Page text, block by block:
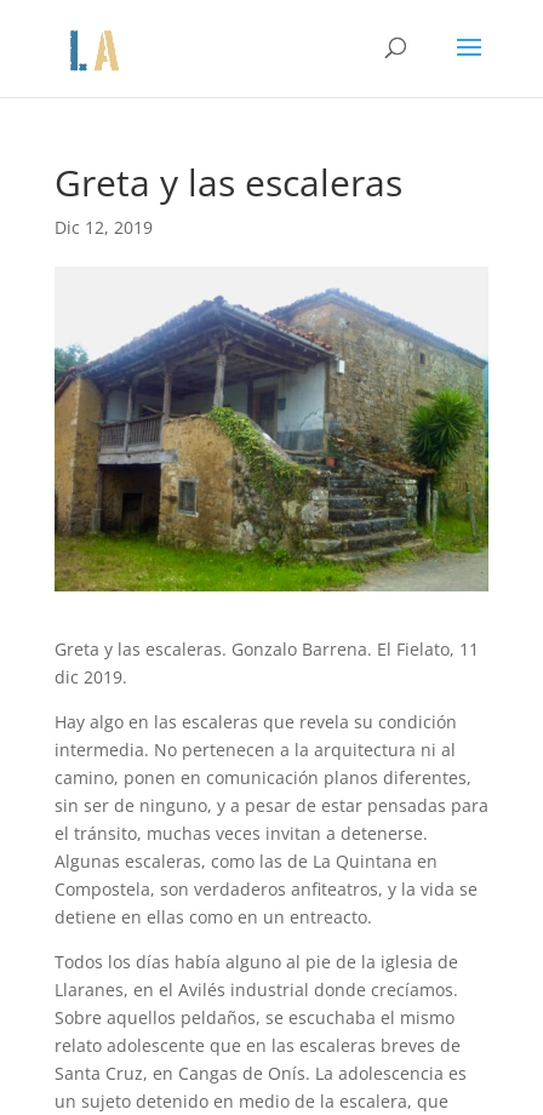
Greta y las escaleras
Dic 12, 2019
Greta y las escaleras. Gonzalo Barrena. El Fielato, 11
dic 2019.
Hay algo en las escaleras que revela su condición
intermedia. No pertenecen a la arquitectura ni al
camino, ponen en comunicación planos diferentes,
sin ser de ninguno, y a pesar de estar pensadas para
el tránsito, muchas veces invitan a detenerse.
Algunas escaleras, como las de La Quintana en
Compostela, son verdaderos anfiteatros, y la vida se
detiene en ellas como en un entreacto.
Todos los días había alguno al pie de la iglesia de
Llaranes, en el Avilés industrial donde crecíamos.
Sobre aquellos peldaños, se escuchaba el mismo
relato adolescente que en las escaleras breves de
Santa Cruz, en Cangas de Onís. La adolescencia es
un sujeto detenido en medio de la escalera, que